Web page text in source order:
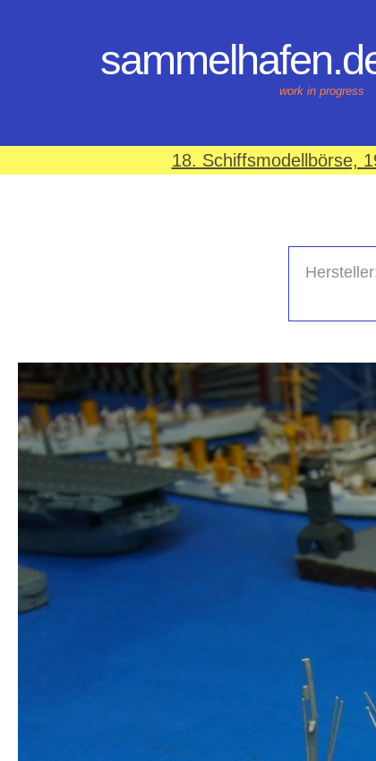
work in progress
18. Schiffsmodellbörse,